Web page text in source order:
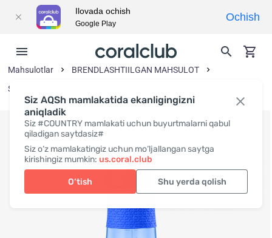
Siz AQSh mamlakatida ekanligingizni
aniqladik
Siz #COUNTRY mamlakati uchun buyurtmalarni qabul
qiladigan saytdasiz#
Siz o‘z mamlakatingiz uchun mo‘ljallangan saytga
kirishingiz mumkin: us.coral.club
O‘tish Shu yerda qolish
Mahsulotlar
BRENDLASHTIILGAN MAHSULOT
Sport tovarlari
Ilovada ochish
Google Play
Ochish